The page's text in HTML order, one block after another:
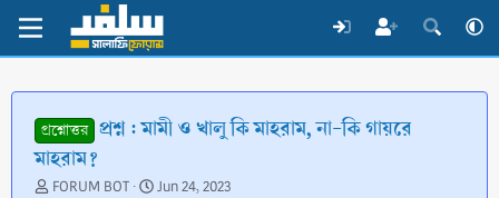
প্রশ্নোত্তর প্রশ্ন : মামী ও খালু কি মাহরাম, না-কি গায়রে
মাহরাম?
TFORUM BOT
SJun 24, 2023